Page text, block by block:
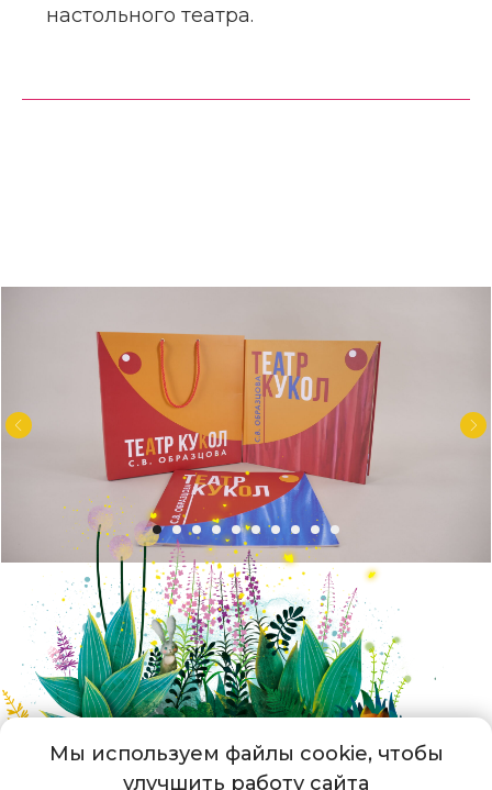
Мы используем файлы cookie, чтобы
улучшить работу сайта
настольного театра.